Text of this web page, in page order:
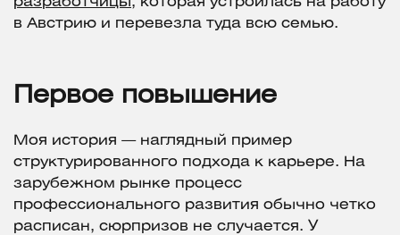
в Австрию и перевезла туда всю семью.
Первое повышение
Моя история — наглядный пример
структурированного подхода к карьере. На
зарубежном рынке процесс
профессионального развития обычно четко
расписан, сюрпризов не случается. У